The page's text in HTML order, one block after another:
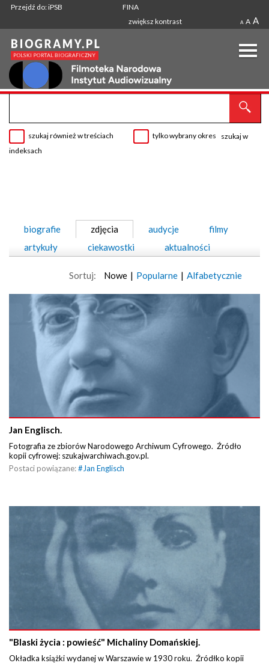
Przejdź do: iPSB
FINA
zwiększ kontrast
A A A
szukaj również w treściach tylko wybrany okres
szukaj w
indeksach
biografie zdjęcia audycje
filmy
artykuły
ciekawostki aktualności
Sortuj: Nowe | Popularne | Alfabetycznie
Jan Englisch.
Fotografia ze zbiorów Narodowego Archiwum Cyfrowego. Źródło
kopii cyfrowej: szukajwarchiwach.gov.pl.
Postaci powiązane:# Jan Englisch
"Blaski życia : powieść" Michaliny Domańskiej.
Okładka książki wydanej w Warszawie w 1930 roku. Źródłko kopii